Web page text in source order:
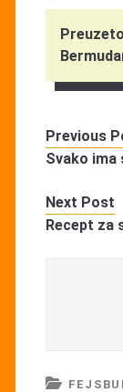
Previous
Svako ima
Next Post
Recept za